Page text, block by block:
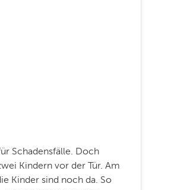
Schadensfälle. Doch
Kindern vor der Tür. Am
Kinder sind noch da. So